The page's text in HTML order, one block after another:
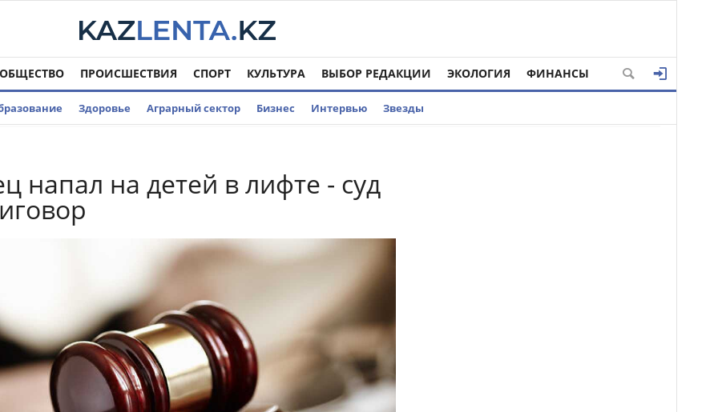
ОБЩЕСТВО ПРОИСШЕСТВИЯ СПОРТ КУЛЬТУРА ВЫБОР РЕДАКЦИИ ЭКОЛОГИЯ ФИНАНСЫ
Здоровье Аграрный сектор Бизнес Интервью Звезды
напал на детей в лифте - суд